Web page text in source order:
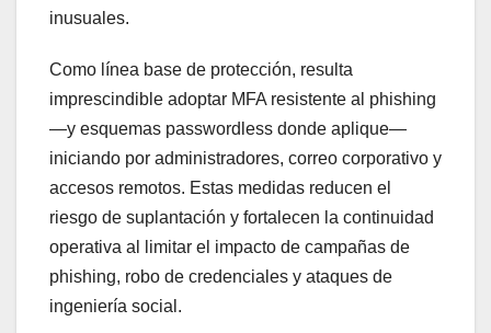
inusuales.
Como línea base de protección, resulta
imprescindible adoptar MFA resistente al phishing
—y esquemas passwordless donde aplique—
iniciando por administradores, correo corporativo y
accesos remotos. Estas medidas reducen el
riesgo de suplantación y fortalecen la continuidad
operativa al limitar el impacto de campañas de
phishing, robo de credenciales y ataques de
ingeniería social.